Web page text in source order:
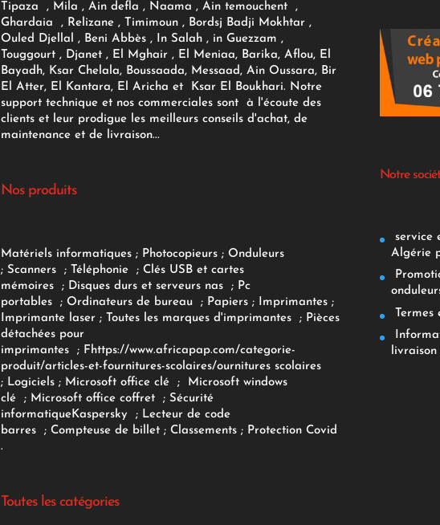
Tipaza , Mila , Ain defla , Naama , Ain temouchent ,
Ghardaia , Relizane , Timimoun , Bordsj Badji Mokhtar ,
Ouled Djellal , Beni Abbès , In Salah , in Guezzam ,
Touggourt , Djanet , El Mghair , El Meniaa, Barika, Aflou, El
Bayadh, Ksar Chelala, Boussaada, Messaad, Ain Oussara, Bir
El Atter, El Kantara, El Aricha et Ksar El Boukhari. Notre
support technique et nos commerciales sont à l'écoute des
clients et leur prodigue les meilleurs conseils d'achat, de
maintenance et de livraison...
Nos produits
Matériels informatiques; Photocopieurs; Onduleurs
; Scanners ; Téléphonie ; Clés USB et cartes
mémoires
; Disques durs et serveurs nas ; Pc
portables
; Ordinateurs de bureau ; Papiers; Imprimantes;
Imprimante laser; Toutes les marques d'imprimantes ; Pièces
détachées pour
imprimantes
; F https://www.africapap.com/categorie-
produit/articles-et-fournitures-scolaires/ournitures scolaires
; Logiciels ; Microsoft office clé ;
Microsoft windows
clé; Microsoft office coffret ; Sécurité
informatiqueKaspersky ; Lecteur de code
barres
; Compteuse de billet; Classements ; Protection Covid
.
Toutes les catégories
Notre
service
Algérie
Termes